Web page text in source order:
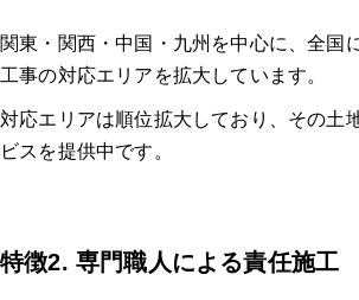
関東・関西・中国・九州を中心に、全国
工事の対応エリアを拡大しています。
対応エリアは順位拡大しており、その土
ビスを提供中です。
特徴2. 専門職人による責任施工